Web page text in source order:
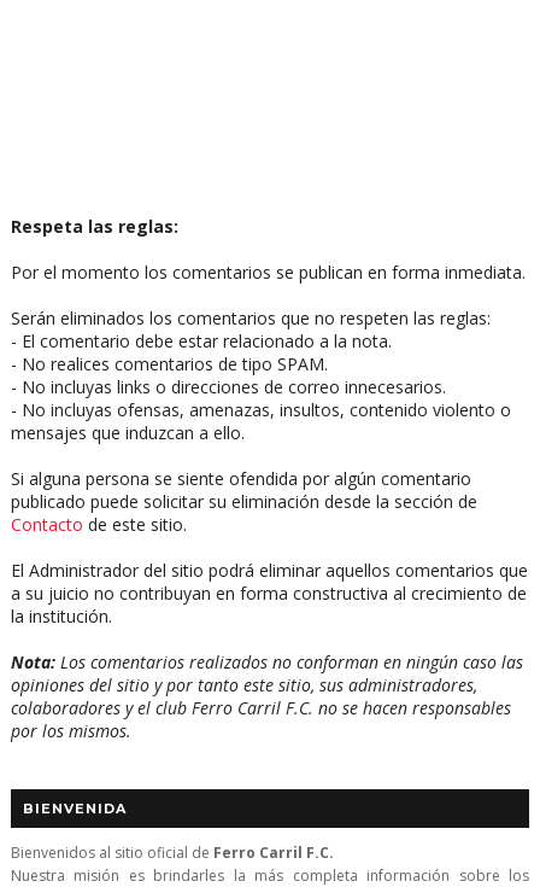
Respeta las reglas:
Por el momento los comentarios se publican en forma inmediata.
Serán eliminados los comentarios que no respeten las reglas:
- El comentario debe estar relacionado a la nota.
- No realices comentarios de tipo SPAM.
- No incluyas links o direcciones de correo innecesarios.
- No incluyas ofensas, amenazas, insultos, contenido violento o
mensajes que induzcan a ello.
Si alguna persona se siente ofendida por algún comentario
publicado puede solicitar su eliminación desde la sección de
Contacto de este sitio.
El Administrador del sitio podrá eliminar aquellos comentarios que
a su juicio no contribuyan en forma constructiva al crecimiento de
la institución.
Nota:Los comentarios realizados no conforman en ningún caso las
opiniones del sitio y por tanto este sitio, sus administradores,
colaboradores y el club Ferro Carril F.C. no se hacen responsables
por los mismos.
BIENVENIDA
Bienvenidos al sitio oficial de Ferro Carril F.C.
Nuestra misión es brindarles la más completa información sobre los